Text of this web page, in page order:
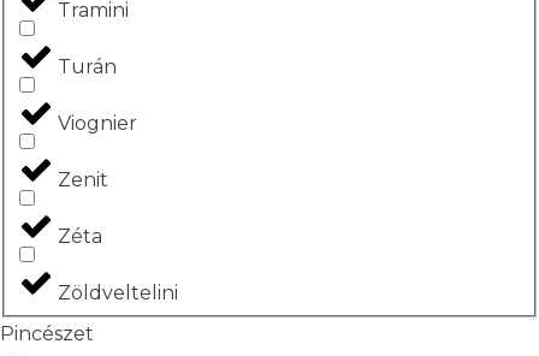
Tramini
Turán
Viognier
Zenit
Zéta
Zöldveltelini
Pincészet